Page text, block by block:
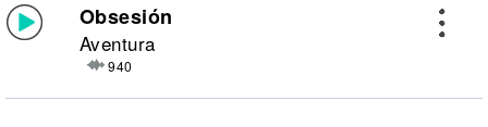
Obsesión
Aventura
940